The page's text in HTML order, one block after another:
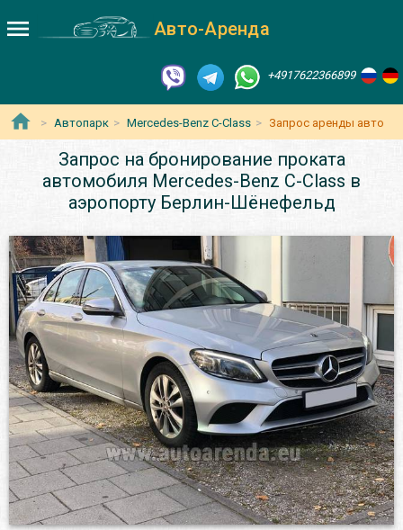
Авто-Аренда
+4917622366899
Автопарк Mercedes-Benz C-Class Запрос аренды авто
Запрос на бронирование проката
автомобиля Mercedes-Benz C-Class в
аэропорту Берлин-Шёнефельд